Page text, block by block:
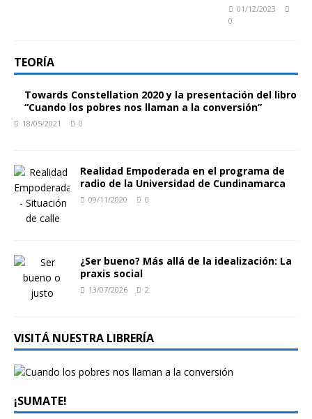
01/12/2023
0
TEORÍA
Towards Constellation 2020 y la presentación del libro
“Cuando los pobres nos llaman a la conversión”
18/05/2021 0
Realidad Empoderada en el programa de
radio de la Universidad de Cundinamarca
09/11/2020 0
¿Ser bueno? Más allá de la idealización: La
praxis social
13/07/2026 2
VISITÁ NUESTRA LIBRERÍA
¡SUMATE!